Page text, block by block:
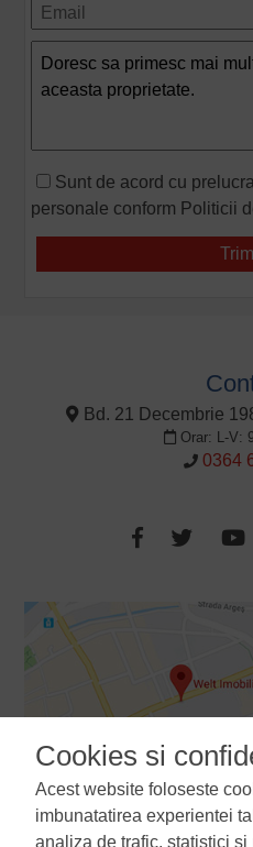
Sunt de acord cu
personale conform Politicii
Bd. 21 Decembrie
Orar: L-V:
0364
Cookies si
Acest website foloseste
imbunatatirea experientei
analiza de trafic, statistici si